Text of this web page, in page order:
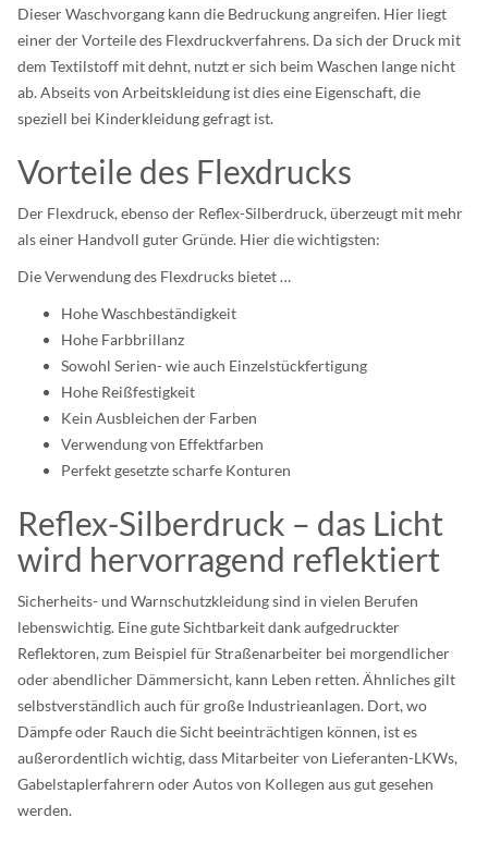
Dieser Waschvorgang kann die Bedruckung angreifen. Hier liegt
einer der Vorteile des Flexdruckverfahrens. Da sich der Druck mit
dem Textilstoff mit dehnt, nutzt er sich beim Waschen lange nicht
ab. Abseits von Arbeitskleidung ist dies eine Eigenschaft, die
speziell bei Kinderkleidung gefragt ist.
Vorteile des Flexdrucks
Der Flexdruck, ebenso der Reflex-Silberdruck, überzeugt mit mehr
als einer Handvoll guter Gründe. Hier die wichtigsten:
Die Verwendung des Flexdrucks bietet …
Hohe Waschbeständigkeit
Hohe Farbbrillanz
Sowohl Serien- wie auch Einzelstückfertigung
Hohe Reißfestigkeit
Kein Ausbleichen der Farben
Verwendung von Effektfarben
Perfekt gesetzte scharfe Konturen
Reflex-Silberdruck – das Licht
wird hervorragend reflektiert
Sicherheits- und Warnschutzkleidung sind in vielen Berufen
lebenswichtig. Eine gute Sichtbarkeit dank aufgedruckter
Reflektoren, zum Beispiel für Straßenarbeiter bei morgendlicher
oder abendlicher Dämmersicht, kann Leben retten. Ähnliches gilt
selbstverständlich auch für große Industrieanlagen. Dort, wo
Dämpfe oder Rauch die Sicht beeinträchtigen können, ist es
außerordentlich wichtig, dass Mitarbeiter von Lieferanten-LKWs,
Gabelstaplerfahrern oder Autos von Kollegen aus gut gesehen
werden.